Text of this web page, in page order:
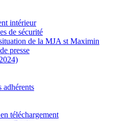
intérieur
de sécurité
de la MJA st Maximin
presse
adhérents
téléchargement